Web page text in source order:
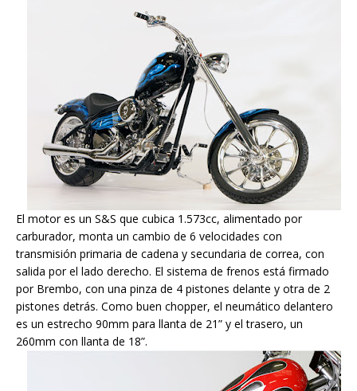
El motor es un S&S que cubica 1.573cc, alimentado por
carburador, monta un cambio de 6 velocidades con
transmisión primaria de cadena y secundaria de correa, con
salida por el lado derecho. El sistema de frenos está firmado
por Brembo, con una pinza de 4 pistones delante y otra de 2
pistones detrás. Como buen chopper, el neumático delantero
es un estrecho 90mm para llanta de 21” y el trasero, un
260mm con llanta de 18”.